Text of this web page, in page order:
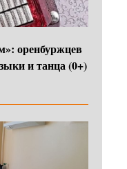
оренбуржцев
и танца (0+)